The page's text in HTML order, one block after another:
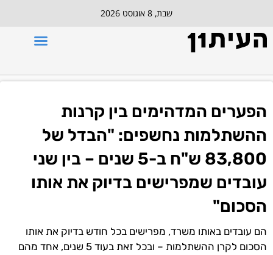
שבת, 8 אוגוסט 2026
הפערים המדהימים בין קרנות
ההשתלמות נחשפים: "הבדל של
83,800 ש"ח ב-5 שנים – בין שני
עובדים שמפרישים בדיוק את אותו
הסכום"
הם עובדים באותו משרד, מפרישים בכל חודש בדיוק את אותו
הסכום לקרן ההשתלמות – ובכל זאת בעוד 5 שנים, אחד מהם